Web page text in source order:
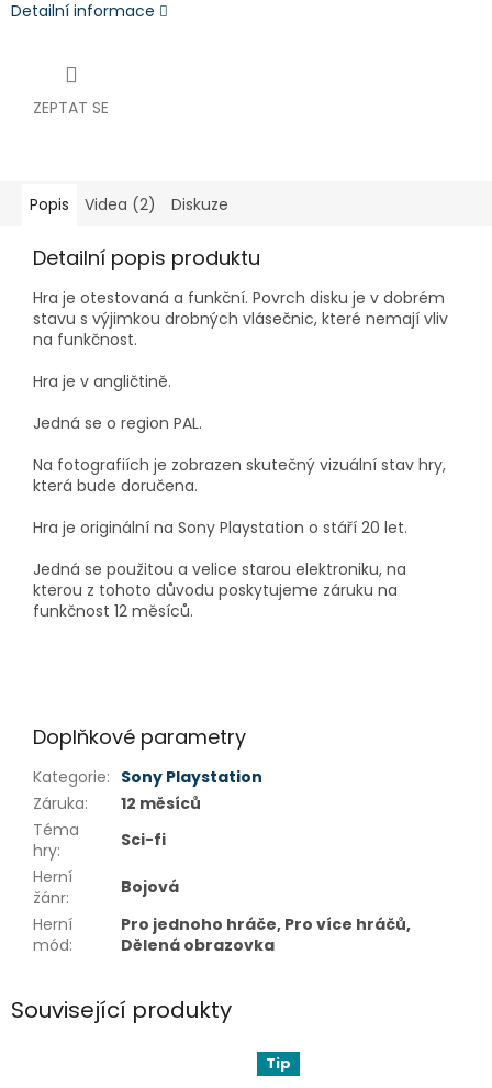
Detailní informace
ZEPTAT SE
Popis Videa (2) Diskuze
Detailní popis produktu
Hra je otestovaná a funkční. Povrch disku je v dobrém
stavu s výjimkou drobných vlásečnic, které nemají vliv
na funkčnost.
Hra je v angličtině.
Jedná se o region PAL.
Na fotografiích je zobrazen skutečný vizuální stav hry,
která bude doručena.
Hra je originální na Sony Playstation o stáří 20 let.
Jedná se použitou a velice starou elektroniku, na
kterou z tohoto důvodu poskytujeme záruku na
funkčnost 12 měsíců.
Doplňkové parametry
Kategorie: Sony Playstation
Záruka:
12 měsíců
Téma
hry:
Sci-fi
Herní
žánr:
Bojová
Herní
mód:
Pro jednoho hráče, Pro více hráčů,
Dělená obrazovka
Související produkty
Tip